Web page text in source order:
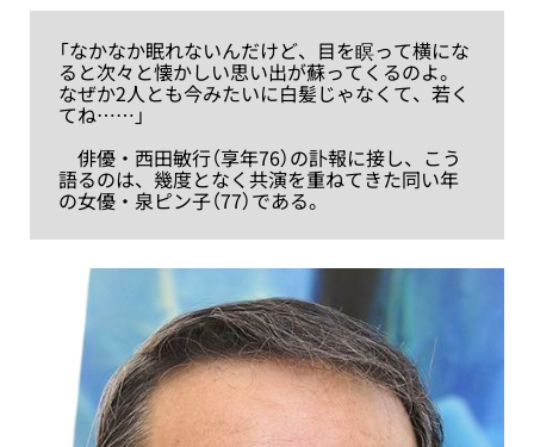
「なかなか眠れないんだけど、目を瞑って横にな
ると次々と懐かしい思い出が蘇ってくるのよ。
なぜか2人とも今みたいに白髪じゃなくて、若く
てね……」
俳優・西田敏行（享年76）の訃報に接し、こう
語るのは、幾度となく共演を重ねてきた同い年
の女優・泉ピン子（77）である。